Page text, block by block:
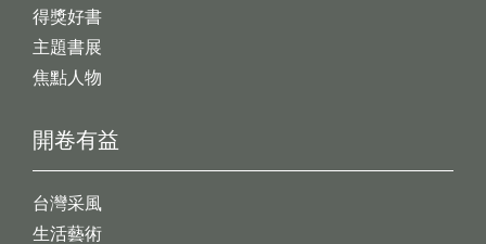
開卷有益
台灣采風
生活藝術
得獎好書
主題書展
焦點人物